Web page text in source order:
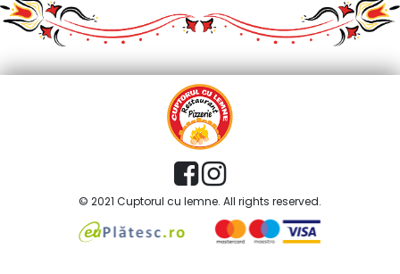
© 2021 Cuptorul cu lemne. All rights reserved.